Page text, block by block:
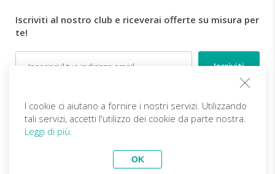
Iscriviti al nostro club e riceverai offerte su misura per
te!
Email
Follow us
I cookie ci aiutano a fornire i nostri servizi. Utilizzando
tali servizi, accetti l'utilizzo dei cookie da parte nostra.
Leggi di più.
OK